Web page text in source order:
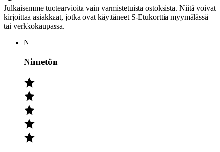
Julkaisemme tuotearvioita vain varmistetuista ostoksista. Niitä voivat
kirjoittaa asiakkaat, jotka ovat käyttäneet S-Etukorttia myymälässä
tai verkkokaupassa.
N
Nimetön